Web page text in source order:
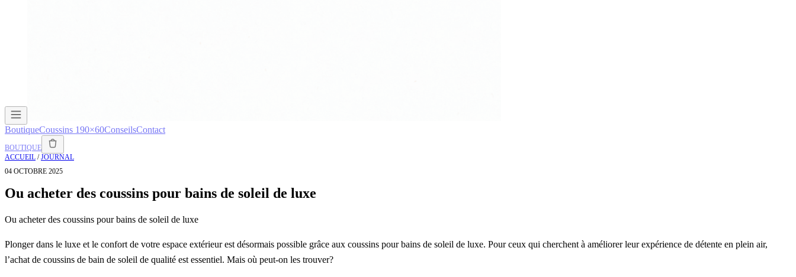
BoutiqueCoussins 190×60ConseilsContact
BOUTIQUE
ACCUEIL /JOURNAL
04 OCTOBRE 2025
Ou acheter des coussins pour bains de soleil de luxe
Ou acheter des coussins pour bains de soleil de luxe
Plonger dans le luxe et le confort de votre espace extérieur est désormais possible grâce aux coussins pour bains de soleil de luxe. Pour ceux qui cherchent à améliorer leur expérience de détente en plein air,
l’achat de coussins de bain de soleil de qualité est essentiel. Mais où peut-on les trouver?